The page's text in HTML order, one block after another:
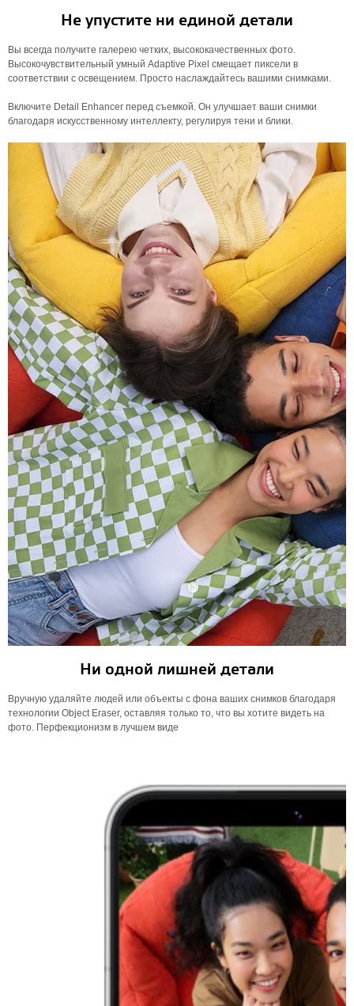
Не упустите ни единой детали
Вы всегда получите галерею четких, высококачественных фото.
Высокочувствительный умный Adaptive Pixel смещает пиксели в
соответствии с освещением. Просто наслаждайтесь вашими снимками.
Включите Detail Enhancer перед съемкой. Он улучшает ваши снимки
благодаря искусственному интеллекту, регулируя тени и блики.
Ни одной лишней детали
Вручную удаляйте людей или объекты с фона ваших снимков благодаря
технологии Object Eraser, оставляя только то, что вы хотите видеть на
фото. Перфекционизм в лучшем виде